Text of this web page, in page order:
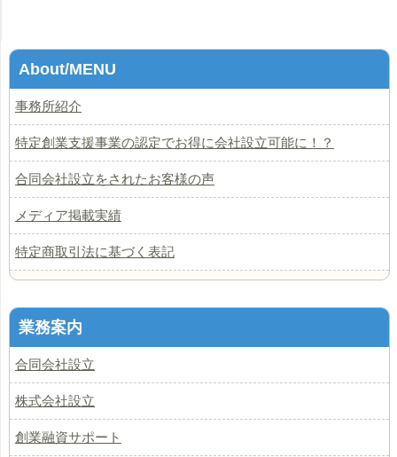
About/MENU
事務所紹介
特定創業支援事業の認定でお得に会社設立可能に！？
合同会社設立をされたお客様の声
メディア掲載実績
特定商取引法に基づく表記
業務案内
合同会社設立
株式会社設立
創業融資サポート